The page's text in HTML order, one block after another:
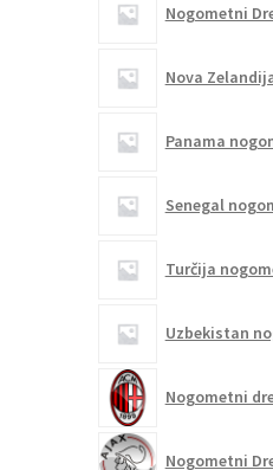
Nogometni
Nova
Panama
Senegal
Turčija
Uzbekistan
Nogometni
Nogometni